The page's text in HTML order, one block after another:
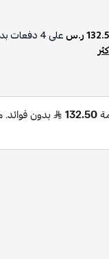
ر.س على4دفعات